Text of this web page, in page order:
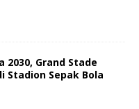
2030, Grand Stade
Stadion Sepak Bola